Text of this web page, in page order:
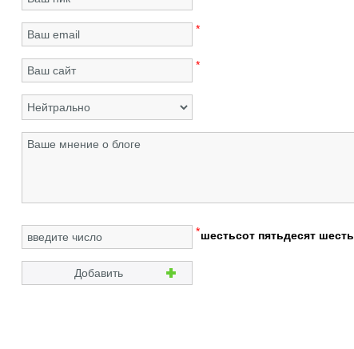
*
*
*шестьсот пятьдесят шесть